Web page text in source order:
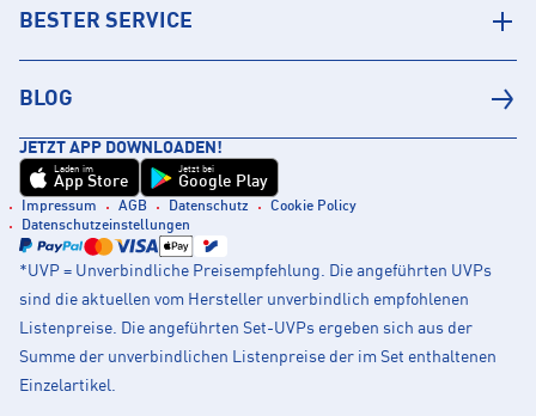
BESTER SERVICE
BLOG
JETZT APP DOWNLOADEN!
Laden im
App Store
Jetzt bei
Google Play
Impressum AGB Datenschutz
Cookie Policy
Datenschutzeinstellungen
*UVP = Unverbindliche Preisempfehlung. Die angeführten UVPs
sind die aktuellen vom Hersteller unverbindlich empfohlenen
Listenpreise. Die angeführten Set-UVPs ergeben sich aus der
Summe der unverbindlichen Listenpreise der im Set enthaltenen
Einzelartikel.